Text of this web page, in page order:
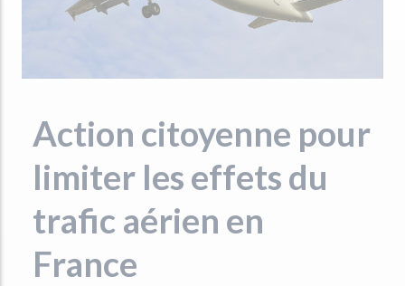
Action citoyenne pour
limiter les effets du
trafic aérien en
France